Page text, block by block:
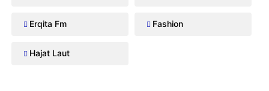
Erqita Fm Fashion
Hajat Laut